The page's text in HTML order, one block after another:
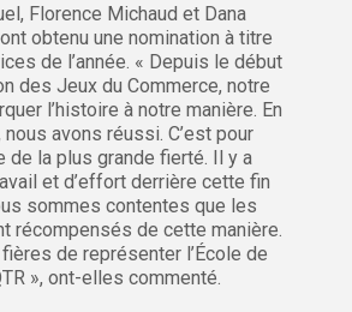
Florence Michaud et Dana
obtenu une nomination à titre
de l’année. « Depuis le début
des Jeux du Commerce, notre
l’histoire à notre manière. En
avons réussi. C’est pour
de la plus grande fierté. Il y a
et d’effort derrière cette fin
sommes contentes que les
récompensés de cette manière.
de représenter l’École de
», ont-elles commenté.